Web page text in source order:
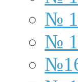
№
№